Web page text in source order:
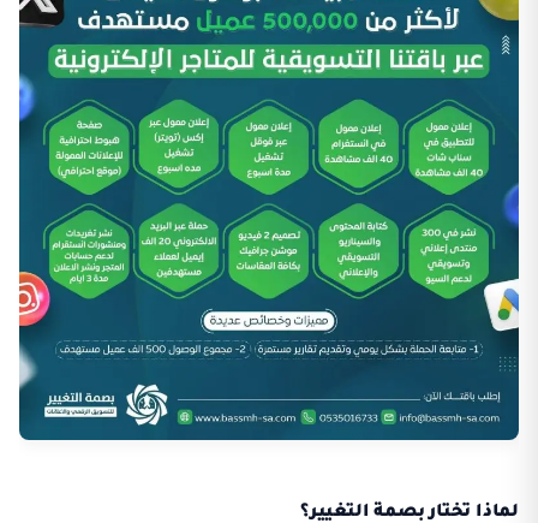
لماذا تختار بصمة التغيير؟